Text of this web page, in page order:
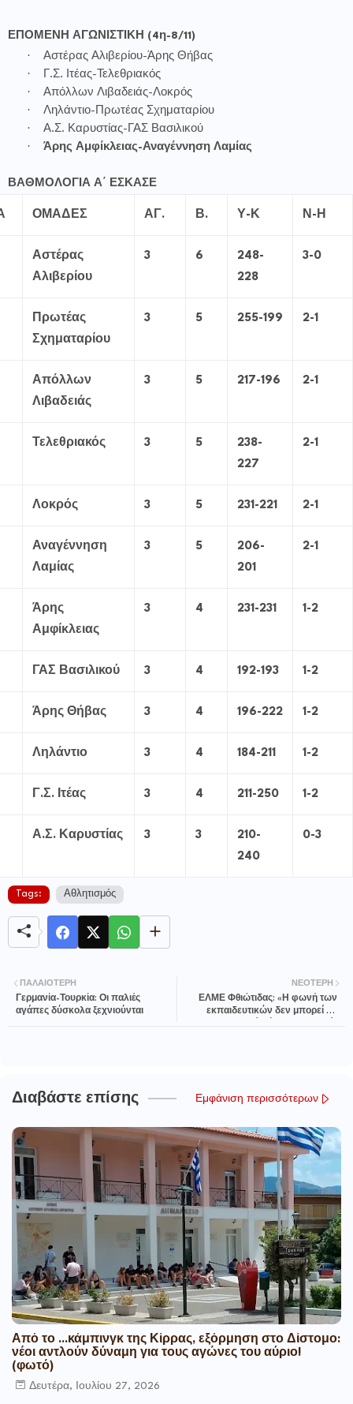
ΕΠΟΜΕΝΗ ΑΓΩΝΙΣΤΙΚΗ (4η-8/11)
· Αστέρας Αλιβερίου-Άρης Θήβας
· Γ.Σ. Ιτέας-Τελεθριακός
· Απόλλων Λιβαδειάς-Λοκρός
· Ληλάντιο-Πρωτέας Σχηματαρίου
· Α.Σ. Καρυστίας-ΓΑΣ Βασιλικού
· Άρης Αμφίκλειας-Αναγέννηση Λαμίας
ΒΑΘΜΟΛΟΓΙΑ Α΄ ΕΣΚΑΣΕ
ΟΜΑΔΕΣ ΑΓ. Β. Υ-Κ Ν-Η
Αστέρας
Αλιβερίου
3 6
248-
228
3-0
Πρωτέας
Σχηματαρίου
3 5 255-199 2-1
Απόλλων
Λιβαδειάς
3 5 217-196 2-1
Τελεθριακός 3 5
238-
227
2-1
Λοκρός 3 5 231-221 2-1
Αναγέννηση
Λαμίας
3 5
206-
201
2-1
Άρης
Αμφίκλειας
3 4 231-231 1-2
ΓΑΣ Βασιλικού 3 4 192-193 1-2
Άρης Θήβας 3 4 196-222 1-2
Ληλάντιο 3 4 184-211 1-2
Γ.Σ. Ιτέας 3 4 211-250 1-2
Α.Σ. Καρυστίας 3 3
210-
240
0-3
Tags: Αθλητισμός
ΝΕΌΤΕΡΗ
ΕΛΜΕ Φθιώτιδας: «Η φωνή των
εκπαιδευτικών δεν μπορεί να
ΠΑΛΑΙΌΤΕΡΗ
Γερμανία-Τουρκία: Οι παλιές
αγάπες δύσκολα ξεχνιούνται
Διαβάστε επίσης Εμφάνιση περισσότερων
Από το ...κάμπινγκ της Κίρρας, εξόρμηση στο Δίστομο:
νέοι αντλούν δύναμη για τους αγώνες του αύριο!
(φωτό)
Δευτέρα, Ιουλίου 27, 2026